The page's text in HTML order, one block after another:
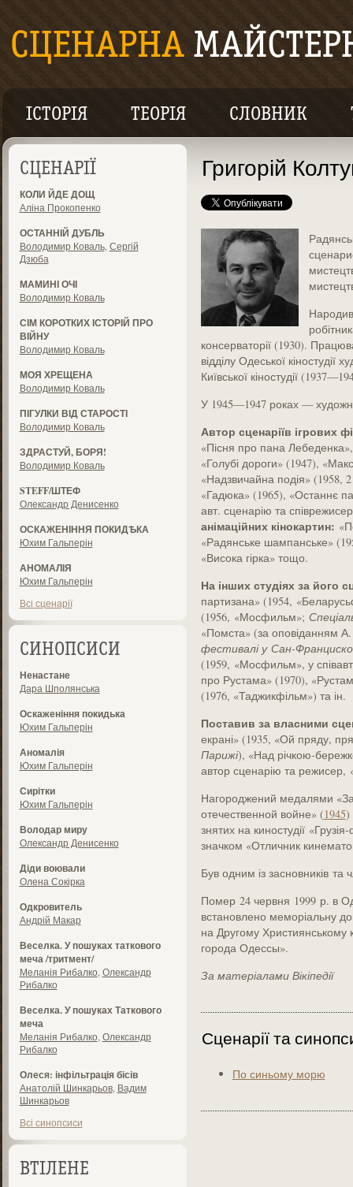
ІСТОРІЯ ТЕОРІЯ СЛОВНИК
СЦЕНАРІЇ
КОЛИ ЙДЕ ДОЩ
Аліна Прокопенко
ОСТАННІЙ ДУБЛЬ
Володимир Коваль, Сергій
Дзюба
МАМИНІ ОЧІ
Володимир Коваль
СІМ КОРОТКИХ ІСТОРІЙ ПРО
ВІЙНУ
Володимир Коваль
МОЯ ХРЕЩЕНА
Володимир Коваль
ПІГУЛКИ ВІД СТАРОСТІ
Володимир Коваль
ЗДРАСТУЙ, БОРЯ!
Володимир Коваль
STEFF/ШТЕФ
Олександр Денисенко
ОСКАЖЕНІННЯ ПОКИДѢКА
Юхим Гальперін
АНОМАЛІЯ
Юхим Гальперін
Всі сценарії
СИНОПСИСИ
Ненастане
Дара Шполянська
Оскаженіння покидька
Юхим Гальперін
Аномалія
Юхим Гальперін
Сирітки
Юхим Гальперін
Володар миру
Олександр Денисенко
Діди воювали
Олена Сокірка
Одкровитель
Андрій Макар
Веселка. У пошуках таткового
меча /тритмент/
Меланія Рибалко Олександр
Рибалко
Веселка. У пошуках Таткового
меча
Меланія Рибалко Олександр
Рибалко
Олеся: інфільтрація бісів
Анатолій Шинкарьов, Вадим
Шинкарьов
Всі синопсиси
ВТІЛЕНЕ
Григорій
Р
Народ
консерваторії (1930).
відділу Одеської
Київської кіностудії
У 1945—1947 роках —
Автор сценаріїв ігрових
«Пісня про пана
«Голубі дороги» (1947),
«Надзвичайна подія» (1958,
«Гадюка» (1965), «Останнє
авт. сценарію та
анімаційнихкінокартин:
«Радянське шампанське»
«Висока гірка» тощо.
На інших студіях за його
партизана» (1954, «Бела
(1956, «Мосфильм»;
«Помста» (за оповіданням
фестивалі у Сан-Франциско
(1959, «Мосфильм», у
про Рустама» (1970),
(1976, «Таджикфільм») та ін.
Поставив за власними
екрані» (1935, «Ой пряду,
Парижі), «Над річкою-
автор сценарію та режисер,
Нагороджений медалями
отечественной войне» (1945)
знятих на киностудії «Грузія-
значком «Отличник
Був одним із засновників та
Помер 24 червня 1999 р. в
встановлено меморіальну
на Другому Християнському
города Одессы».
За матеріалами Вікіпедії
Сценарії та
По синьому морю